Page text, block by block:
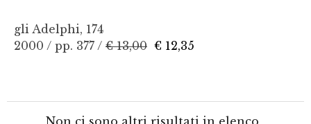
gli Adelphi, 174
2000 / pp. 377 / € 13,00 € 12,35